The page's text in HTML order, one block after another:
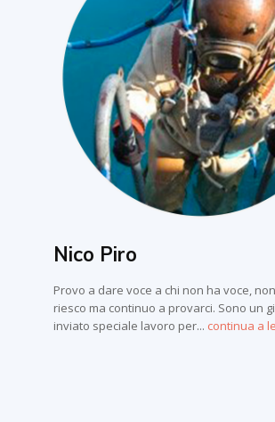
Nico Piro
Provo a dare voce a chi non ha voce,
riesco ma continuo a provarci. Sono un
inviato speciale lavoro per... continua a